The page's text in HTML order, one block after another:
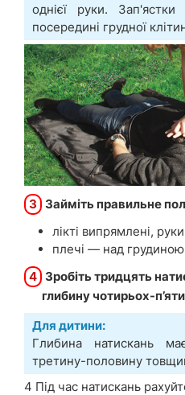
однієї руки.
посередині грудної
3 Займіть правильне
лікті випрямлені,
плечі — над грудиною
4 Зробіть тридцять
глибину чотирьох-
Для дитини:
Глибина натискань
третину-половину
4 Під час натискань